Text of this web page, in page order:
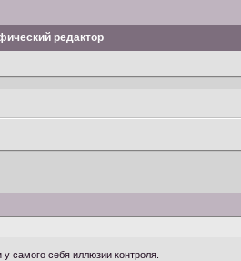
редактор
самого себя иллюзии контроля.